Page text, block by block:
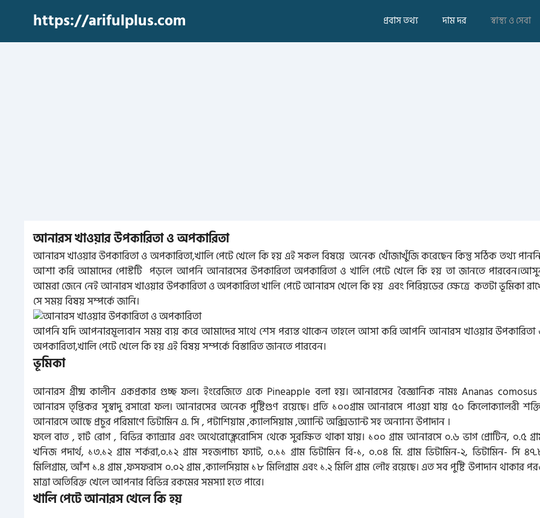
https://arifulplus.com প্রবাস তথ্য দাম দর স্বাস্থ্য ও সেবা
আনারস খাওয়ার উপকারিতা ও অপকারিতা
আনারস খাওয়ার উপকারিতা ও অপকারিতা,খালি পেটে খেলে কি হয় এই সকল বিষয়ে অনেক খোঁজাখুঁজি করেছেন কিন্তু সঠিক তথ্য
আশা করি আমাদের পোস্টটি পড়লে আপনি আনারসের উপকারিতা অপকারিতা ও খালি পেটে খেলে কি হয় তা জানতে
আমরা জেনে নেই আনারস খাওয়ার উপকারিতা ও অপকারিতা খালি পেটে আনারস খেলে কি হয় এবং পিরিয়ডের ক্ষেত্রে কতটা ভূমিকা
সে সময় বিষয় সম্পর্কে জানি।
আপনি যদি আপনারমূল্যবান সময় ব্যয় করে আমাদের সাথে শেস পর‌্যন্ত থাকেন তাহলে আসা করি আপনি আনারস খাওয়ার উপকারিতা
অপকারিতা,খালি পেটে খেলে কি হয় এই বিষয় সম্পর্কে বিস্তারিত জানতে পারবেন।
ভূমিকা
আনারস গ্রীষ্ম কালীন একপ্রকার গুচ্ছ ফল। ইংরেজিতে একে Pineapple বলা হয়। আনারসের বৈজ্ঞানিক নামঃ Ananas comosus
আনারস তৃপ্তিকর সুস্বাদু রসারো ফল। আনারসের অনেক পুষ্টিগুণ রয়েছে। প্রতি ১০০গ্রাম আনারসে পাওয়া যায় ৫০ কিলোক্যালরী
আনারসে আছে প্রচুর পরিমাণে ভিটামিন এ. সি , পটাশিয়াম ,ক্যালসিয়াম ,অ্যান্টি অক্সিড্যান্ট সহ অন্যান্য উপাদান ।
ফলে বাত , হার্ট রোগ , বিভিন্ন ক্যান্সার এবং অথেরোস্ক্লেরোসিস থেকে সুরক্ষিত থাকা যায়। ১০০ গ্রাম আনারসে ০.৬ ভাগ প্রোটিন, ০.৫
খনিজ পদার্থ, ১৩.১২ গ্রাম শর্করা,০.১২ গ্রাম সহজপাচ্য ফ্যাট, ০.১১ গ্রাম ভিটামিন বি-১, ০.০৪ মি. গ্রাম ভিটামিন-২, ভিটামিন- সি
মিলিগ্রাম, আঁশ ১.৪ গ্রাম ,ফসফরাস ০.০২ গ্রাম ,ক্যালসিয়াম ১৮ মিলিগ্রাম এবং ১.২ মিলি গ্রাম লৌহ রয়েছে। এত সব পুষ্টি উপাদান থাকার
মাত্রা অতিরিক্ত খ‌েলে‌ আপনার বিভিন্ন রকমের সমস্যা হতে পারে।
খালি পেটে আনারস খেলে কি হয়